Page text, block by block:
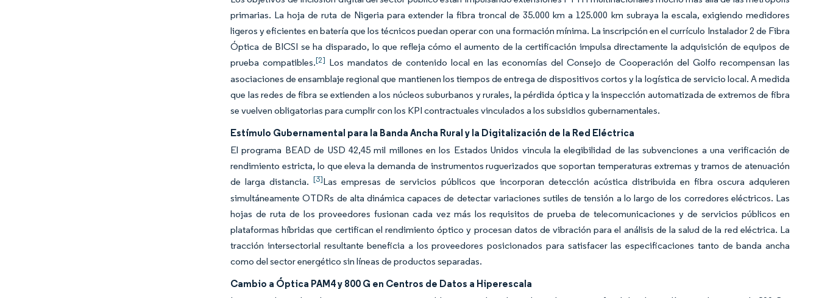
primarias. La hoja de ruta de Nigeria para extender la fibra troncal de 35.000 km a 125.000 km subraya la escala, exigiendo medidores
ligeros y eficientes en batería que los técnicos puedan operar con una formación mínima. La inscripción en el currículo Instalador 2 de Fibra
Óptica de BICSI se ha disparado, lo que refleja cómo el aumento de la certificación impulsa directamente la adquisición de equipos de
prueba compatibles.[2] Los mandatos de contenido local en las economías del Consejo de Cooperación del Golfo recompensan las
asociaciones de ensamblaje regional que mantienen los tiempos de entrega de dispositivos cortos y la logística de servicio local. A medida
que las redes de fibra se extienden a los núcleos suburbanos y rurales, la pérdida óptica y la inspección automatizada de extremos de fibra
se vuelven obligatorias para cumplir con los KPI contractuales vinculados a los subsidios gubernamentales.
Estímulo Gubernamental para la Banda Ancha Rural y la Digitalización de la Red Eléctrica
El programa BEAD de USD 42,45 mil millones en los Estados Unidos vincula la elegibilidad de las subvenciones a una verificación de
rendimiento estricta, lo que eleva la demanda de instrumentos ruguerizados que soportan temperaturas extremas y tramos de atenuación
de larga distancia.[3]Las empresas de servicios públicos que incorporan detección acústica distribuida en fibra oscura adquieren
simultáneamente OTDRs de alta dinámica capaces de detectar variaciones sutiles de tensión a lo largo de los corredores eléctricos. Las
hojas de ruta de los proveedores fusionan cada vez más los requisitos de prueba de telecomunicaciones y de servicios públicos en
plataformas híbridas que certifican el rendimiento óptico y procesan datos de vibración para el análisis de la salud de la red eléctrica. La
tracción intersectorial resultante beneficia a los proveedores posicionados para satisfacer las especificaciones tanto de banda ancha
como del sector energético sin líneas de productos separadas.
Cambio a Óptica PAM4 y 800 G en Centros de Datos a Hiperescala